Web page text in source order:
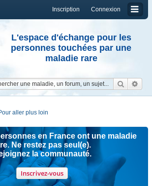
Connexion
Inscription
L'espace d'échange pour les
personnes touchées par une
maladie rare
aller plus loin
en France ont une maladie
Ne restez pas seul(e).
la communauté.
Inscrivez-vous